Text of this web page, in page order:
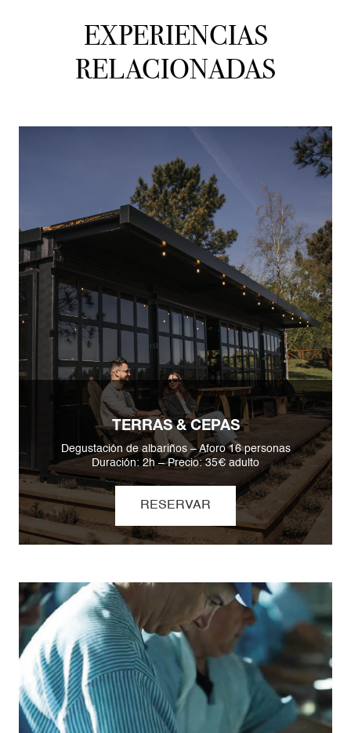
EXPERIENCIAS
RELACIONADAS
TERRAS & CEPAS
Degustación de albariños – Aforo 16 personas
Duración: 2h – Precio: 35€ adulto
RESERVAR